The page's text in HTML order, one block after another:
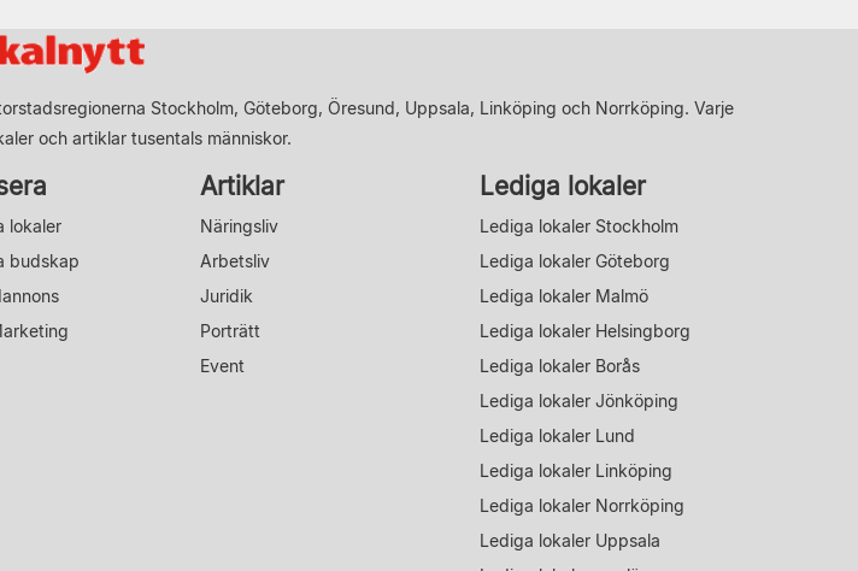
Stockholm, Göteborg, Öresund, Uppsala, Linköping och Norrköping. Varje
och artiklar tusentals människor.
lokaler
budskap
Artiklar
Näringsliv
Arbetsliv
Juridik
Porträtt
Event
Lediga lokaler
Lediga lokaler Stockholm
Lediga lokaler Göteborg
Lediga lokaler Malmö
Lediga lokaler Helsingborg
Lediga lokaler Borås
Lediga lokaler Jönköping
Lediga lokaler Lund
Lediga lokaler Linköping
Lediga lokaler Norrköping
Lediga lokaler Uppsala